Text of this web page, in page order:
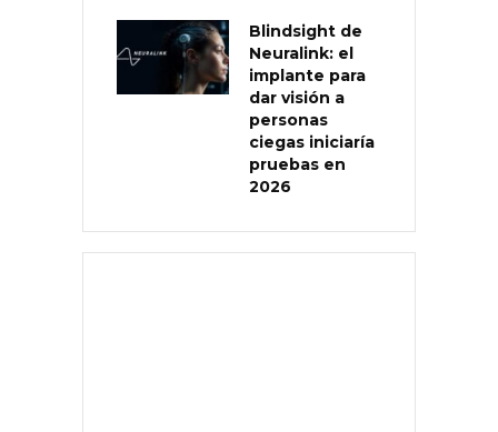
Blindsight de
Neuralink: el
implante para
dar visión a
personas
ciegas iniciaría
pruebas en
2026